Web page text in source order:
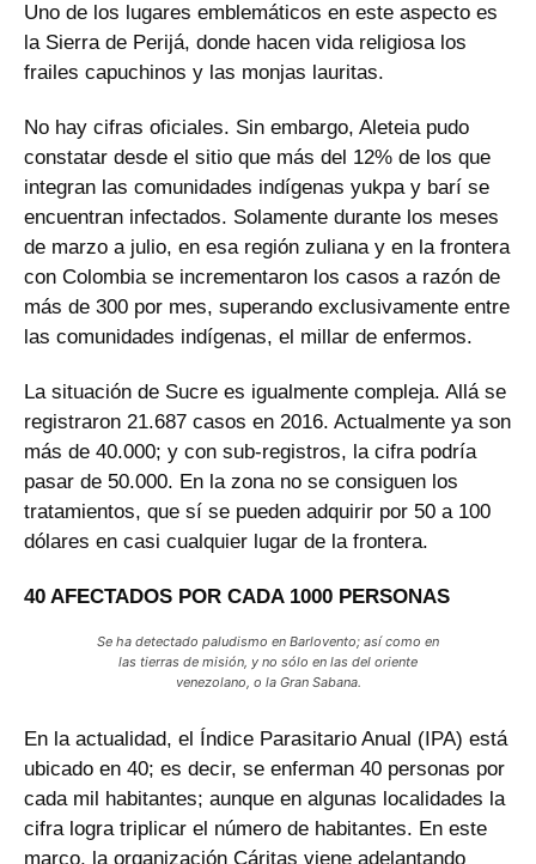
Uno de los lugares emblemáticos en este aspecto es
la Sierra de Perijá, donde hacen vida religiosa los
frailes capuchinos y las monjas lauritas.
No hay cifras oficiales. Sin embargo, Aleteia pudo
constatar desde el sitio que más del 12% de los que
integran las comunidades indígenas yukpa y barí se
encuentran infectados. Solamente durante los meses
de marzo a julio, en esa región zuliana y en la frontera
con Colombia se incrementaron los casos a razón de
más de 300 por mes, superando exclusivamente entre
las comunidades indígenas, el millar de enfermos.
La situación de Sucre es igualmente compleja. Allá se
registraron 21.687 casos en 2016. Actualmente ya son
más de 40.000; y con sub-registros, la cifra podría
pasar de 50.000. En la zona no se consiguen los
tratamientos, que sí se pueden adquirir por 50 a 100
dólares en casi cualquier lugar de la frontera.
40 AFECTADOS POR CADA 1000 PERSONAS
Se ha detectado paludismo en Barlovento; así como en
las tierras de misión, y no sólo en las del oriente
venezolano, o la Gran Sabana.
En la actualidad, el Índice Parasitario Anual (IPA) está
ubicado en 40; es decir, se enferman 40 personas por
cada mil habitantes; aunque en algunas localidades la
cifra logra triplicar el número de habitantes. En este
marco, la organización Cáritas viene adelantando